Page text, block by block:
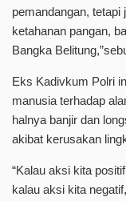
pemandangan, tetapi
ketahanan pangan,
Bangka
Eks Kadivkum Polri
manusia terhadap
halnya banjir dan
akibat kerusakan
“Kalau aksi kita
kalau aksi kita